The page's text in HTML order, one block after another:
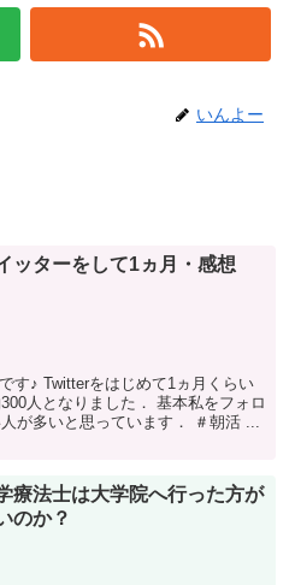
いんよー
ッターをして1ヵ月・感想
♪ Twitterをはじめて1ヵ月くらい
人となりました． 基本私をフォロ
が多いと思っています． ＃朝活 ...
療法士は大学院へ行った方が
のか？